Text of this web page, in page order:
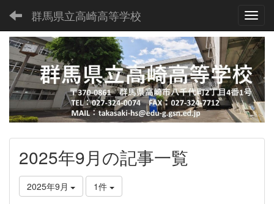
群馬県立高崎高等学校
2025年9月の記事一覧
2025年9月 1件